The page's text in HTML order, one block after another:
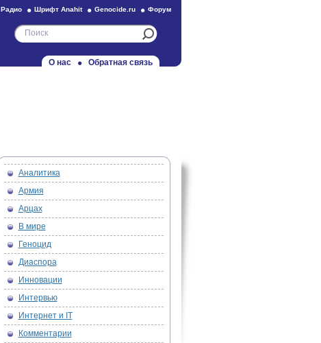
Радио Шрифт Anahit Genocide.ru Форум
О нас Обратная связь
Аналитика
Армия
Арцах
В мире
Геноцид
Диаспора
Инновации
Интервью
Интернет и IT
Комментарии